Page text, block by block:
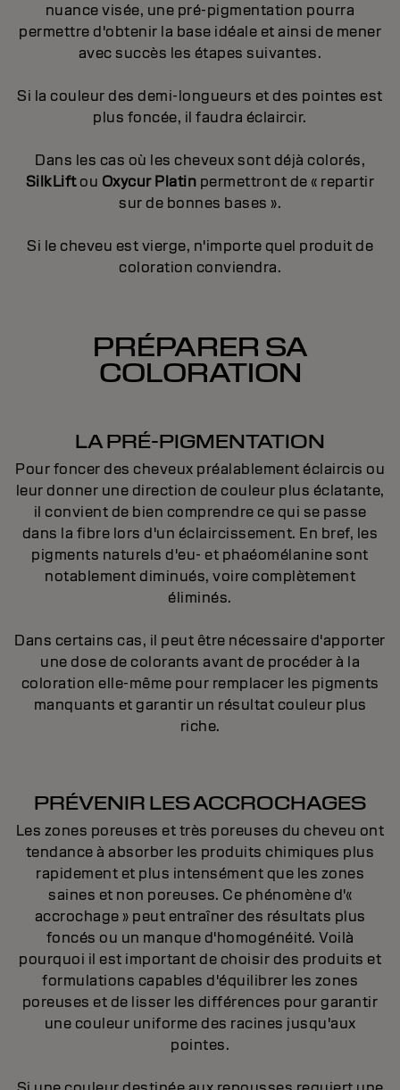
nuance visée, une pré-pigmentation pourra
permettre d'obtenir la base idéale et ainsi de mener
avec succès les étapes suivantes.
Si la couleur des demi-longueurs et des pointes est
plus foncée, il faudra éclaircir.
Dans les cas où les cheveux sont déjà colorés,
SilkLiftou Oxycur Platin permettront de « repartir
sur de bonnes bases ».
Si le cheveu est vierge, n'importe quel produit de
coloration conviendra.
PRÉPARER SA
COLORATION
LA PRÉ-PIGMENTATION
Pour foncer des cheveux préalablement éclaircis ou
leur donner une direction de couleur plus éclatante,
il convient de bien comprendre ce qui se passe
dans la fibre lors d'un éclaircissement. En bref, les
pigments naturels d'eu- et phaéomélanine sont
notablement diminués, voire complètement
éliminés.
Dans certains cas, il peut être nécessaire d'apporter
une dose de colorants avant de procéder à la
coloration elle-même pour remplacer les pigments
manquants et garantir un résultat couleur plus
riche.
PRÉVENIR LES ACCROCHAGES
Les zones poreuses et très poreuses du cheveu ont
tendance à absorber les produits chimiques plus
rapidement et plus intensément que les zones
saines et non poreuses. Ce phénomène d'«
accrochage » peut entraîner des résultats plus
foncés ou un manque d'homogénéité. Voilà
pourquoi il est important de choisir des produits et
formulations capables d'équilibrer les zones
poreuses et de lisser les différences pour garantir
une couleur uniforme des racines jusqu'aux
pointes.